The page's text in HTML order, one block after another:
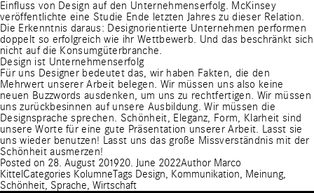
Einfluss von Design auf den Unternehmenserfolg. McKinsey
veröffentlichte eine Studie Ende letzten Jahres zu dieser Relation.
Die Erkenntnis daraus: Designorientierte Unternehmen performen
doppelt so erfolgreich wie ihr Wettbewerb. Und das beschränkt sich
nicht auf die Konsumgüterbranche.
Design ist Unternehmenserfolg
Für uns Designer bedeutet das, wir haben Fakten, die den
Mehrwert unserer Arbeit belegen. Wir müssen uns also keine
neuen Buzzwords ausdenken, um uns zu rechtfertigen. Wir müssen
uns zurückbesinnen auf unsere Ausbildung. Wir müssen die
Designsprache sprechen. Schönheit, Eleganz, Form, Klarheit sind
unsere Worte für eine gute Präsentation unserer Arbeit. Lasst sie
uns wieder benutzen! Lasst uns das große Missverständnis mit der
Schönheit ausmerzen!
Posted on 28. August 201920. June 2022Author Marco
Kittel Categories KolumneTags Design, Kommunikation, Meinung,
Schönheit, Sprache, Wirtschaft